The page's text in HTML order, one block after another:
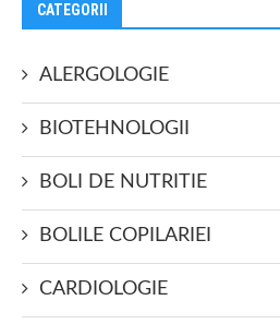
CATEGORII
ALERGOLOGIE
BIOTEHNOLOGII
BOLI DE NUTRITIE
BOLILE COPILARIEI
CARDIOLOGIE